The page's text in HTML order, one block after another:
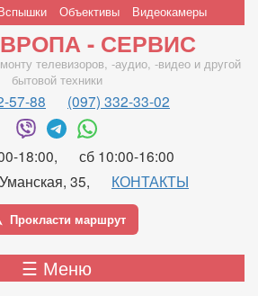
Объективы Видеокамеры
- СЕРВИС
телевизоров, -аудио, -видео и другой
бытовой техники
57-88 (097) 332-33-02
18:00
сб 10:00-16:00
35
КОНТАКТЫ
Прокласти маршрут
☰ Меню